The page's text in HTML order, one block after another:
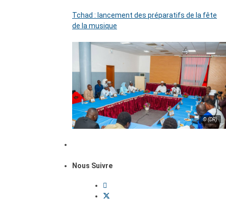
Tchad : lancement des préparatifs de la fête
de la musique
© (DR)
Nous Suivre